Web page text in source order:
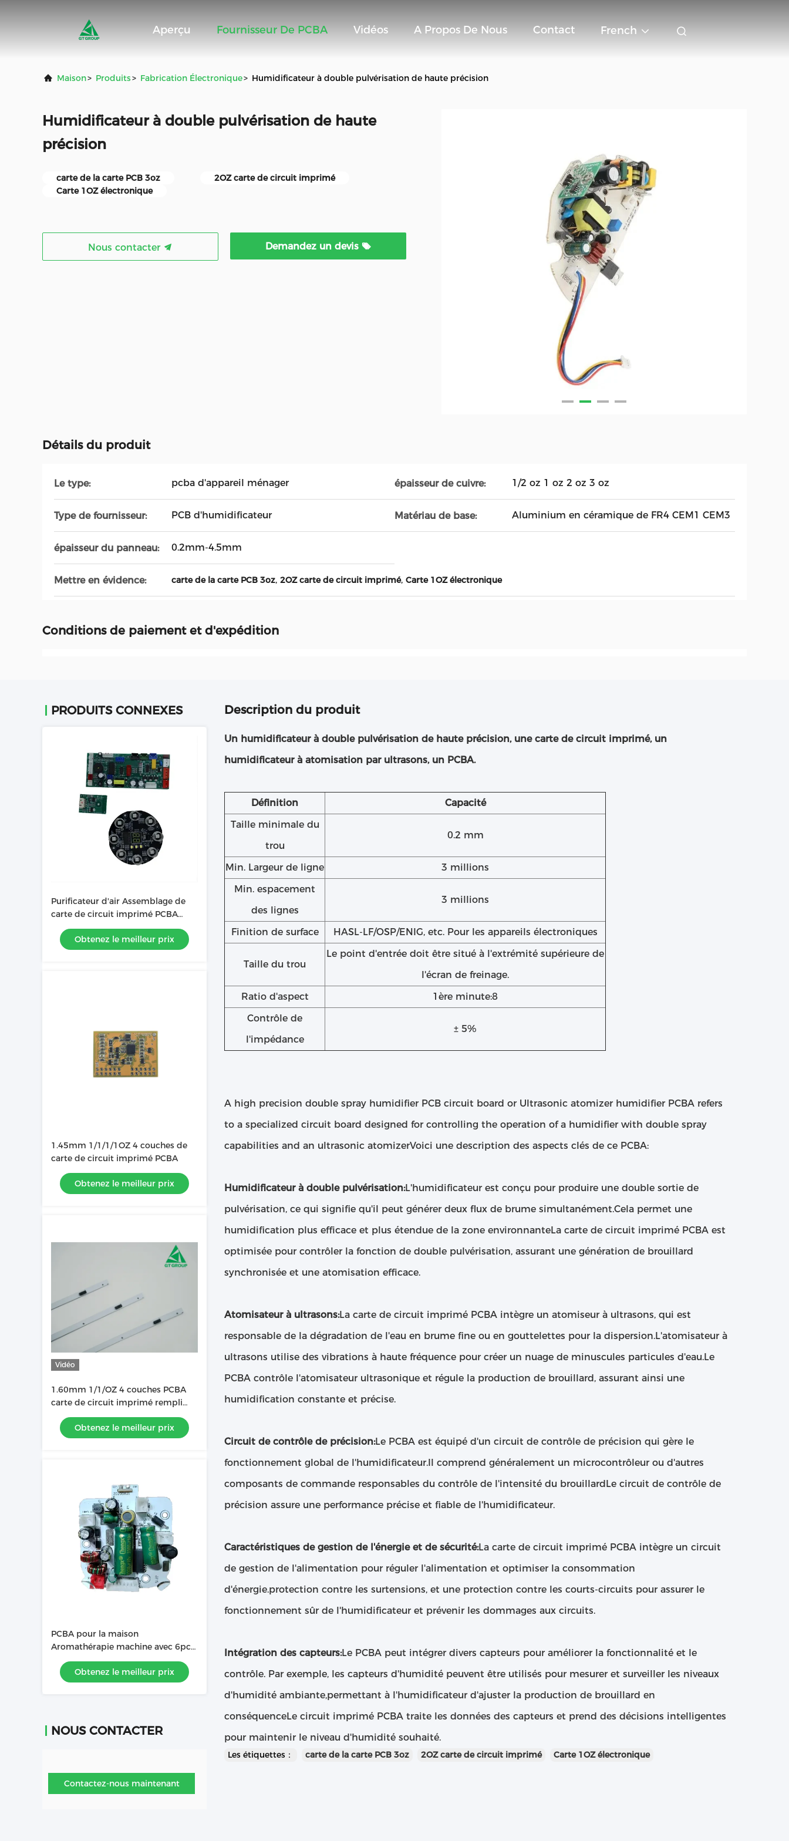
Aperçu Fournisseur De PCBA Vidéos A Propos De Nous Contact French
Maison> Produits> Fabrication Électronique> Humidificateur à double pulvérisation de haute précision
Humidificateur à double pulvérisation de haute
précision
carte de la carte PCB 3oz
2OZ carte de circuit imprimé
Carte 1OZ électronique
Nous contacter Demandez un devis
Détails du produit
Le type: pcba d'appareil ménager épaisseur de cuivre: 1/2 oz 1 oz 2 oz 3 oz
Type de fournisseur: PCB d'humidificateur Matériau de base: Aluminium en céramique de FR4 CEM1 CEM3
épaisseur du panneau: 0.2mm-4.5mm
Mettre en évidence: carte de la carte PCB 3oz, 2OZ carte de circuit imprimé, Carte 1OZ électronique
Conditions de paiement et d'expédition
PRODUITS CONNEXES
Purificateur d'air Assemblage de
carte de circuit imprimé PCBA
électronique personnalisé de haute
qualitéObtenez le meilleur prix
1.45mm 1/1/1/1OZ 4 couches de
carte de circuit imprimé PCBA
Obtenez le meilleur prix
Vidéo
1.60mm 1/1/OZ 4 couches PCBA
carte de circuit imprimé rempli
d'encre utilisé dans la barre
lumineuse LED
Obtenez le meilleur prix
PCBA pour la maison
Aromathérapie machine avec 6pcs
LEDs jaune chaud haute lumière
Obtenez le meilleur prix
NOUS CONTACTER
Contactez-nous maintenant
Description du produit
Un humidificateur à double pulvérisation de haute précision, une carte de circuit imprimé, un
humidificateur à atomisation par ultrasons, un PCBA.
Définition
Capacité
Taille minimale du
trou
0.2 mm
Min. Largeur de ligne
3 millions
Min. espacement
des lignes
3 millions
Finition de surface HASL-LF/OSP/ENIG, etc. Pour les appareils électroniques
Taille du trou
Le point d'entrée doit être situé à l'extrémité supérieure de
l'écran de freinage.
Ratio d'aspect
1ère minute:8
Contrôle de
l'impédance
± 5%
A high precision double spray humidifier PCB circuit board or Ultrasonic atomizer humidifier PCBA refers
to a specialized circuit board designed for controlling the operation of a humidifier with double spray
capabilities and an ultrasonic atomizerVoici une description des aspects clés de ce PCBA:
Humidificateur à double pulvérisation:L'humidificateur est conçu pour produire une double sortie de
pulvérisation, ce qui signifie qu'il peut générer deux flux de brume simultanément.Cela permet une
humidification plus efficace et plus étendue de la zone environnanteLa carte de circuit imprimé PCBA est
optimisée pour contrôler la fonction de double pulvérisation, assurant une génération de brouillard
synchronisée et une atomisation efficace.
Atomisateur à ultrasons:La carte de circuit imprimé PCBA intègre un atomiseur à ultrasons, qui est
responsable de la dégradation de l'eau en brume fine ou en gouttelettes pour la dispersion.L'atomisateur à
ultrasons utilise des vibrations à haute fréquence pour créer un nuage de minuscules particules d'eau.Le
PCBA contrôle l'atomisateur ultrasonique et régule la production de brouillard, assurant ainsi une
humidification constante et précise.
Circuit de contrôle de précision:Le PCBA est équipé d'un circuit de contrôle de précision qui gère le
fonctionnement global de l'humidificateur.Il comprend généralement un microcontrôleur ou d'autres
composants de commande responsables du contrôle de l'intensité du brouillardLe circuit de contrôle de
précision assure une performance précise et fiable de l'humidificateur.
Caractéristiques de gestion de l'énergie et de sécurité:La carte de circuit imprimé PCBA intègre un circuit
de gestion de l'alimentation pour réguler l'alimentation et optimiser la consommation
d'énergie.protection contre les surtensions, et une protection contre les courts-circuits pour assurer le
fonctionnement sûr de l'humidificateur et prévenir les dommages aux circuits.
Intégration des capteurs:Le PCBA peut intégrer divers capteurs pour améliorer la fonctionnalité et le
contrôle. Par exemple, les capteurs d'humidité peuvent être utilisés pour mesurer et surveiller les niveaux
d'humidité ambiante,permettant à l'humidificateur d'ajuster la production de brouillard en
conséquenceLe circuit imprimé PCBA traite les données des capteurs et prend des décisions intelligentes
pour maintenir le niveau d'humidité souhaité.
Les étiquettes： carte de la carte PCB 3oz 2OZ carte de circuit imprimé Carte 1OZ électronique